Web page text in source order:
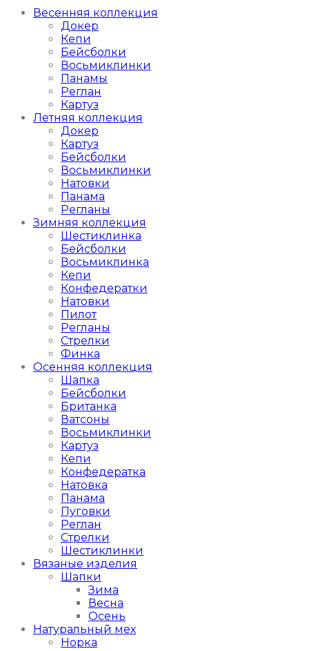
Весенняя коллекция
Докер
Кепи
Бейсболки
Восьмиклинки
Панамы
Реглан
Картуз
Летняя коллекция
Докер
Картуз
Бейсболки
Восьмиклинки
Натовки
Панама
Регланы
Зимняя коллекция
Шестиклинка
Бейсболки
Восьмиклинка
Кепи
Конфедератки
Натовки
Пилот
Регланы
Стрелки
Финка
Осенняя коллекция
Шапка
Бейсболки
Британка
Ватсоны
Восьмиклинки
Картуз
Кепи
Конфедератка
Натовка
Панама
Пуговки
Реглан
Стрелки
Шестиклинки
Вязаные изделия
Шапки
Зима
Весна
Осень
Натуральный мех
Норка